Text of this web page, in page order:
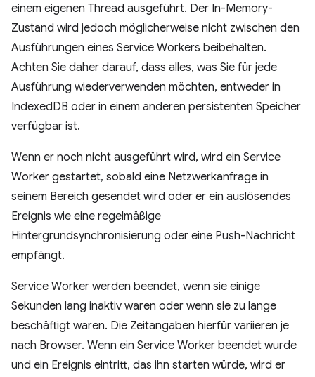
einem eigenen Thread ausgeführt. Der In-Memory-
Zustand wird jedoch möglicherweise nicht zwischen den
Ausführungen eines Service Workers beibehalten.
Achten Sie daher darauf, dass alles, was Sie für jede
Ausführung wiederverwenden möchten, entweder in
IndexedDB oder in einem anderen persistenten Speicher
verfügbar ist.
Wenn er noch nicht ausgeführt wird, wird ein Service
Worker gestartet, sobald eine Netzwerkanfrage in
seinem Bereich gesendet wird oder er ein auslösendes
Ereignis wie eine regelmäßige
Hintergrundsynchronisierung oder eine Push-Nachricht
empfängt.
Service Worker werden beendet, wenn sie einige
Sekunden lang inaktiv waren oder wenn sie zu lange
beschäftigt waren. Die Zeitangaben hierfür variieren je
nach Browser. Wenn ein Service Worker beendet wurde
und ein Ereignis eintritt, das ihn starten würde, wird er